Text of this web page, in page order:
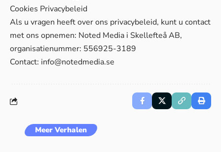
Cookies Privacybeleid
Als u vragen heeft over ons privacybeleid, kunt u contact
met ons opnemen: Noted Media i Skellefteå AB,
organisatienummer: 556925-3189
Contact: info@notedmedia.se
Meer Verhalen